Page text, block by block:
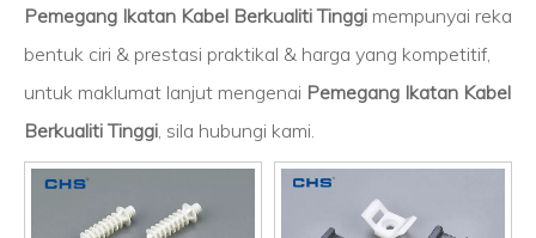
Pemegang Ikatan Kabel Berkualiti Tinggi mempunyai reka
bentuk ciri & prestasi praktikal & harga yang kompetitif,
untuk maklumat lanjut mengenai Pemegang Ikatan Kabel
Berkualiti Tinggi, sila hubungi kami.